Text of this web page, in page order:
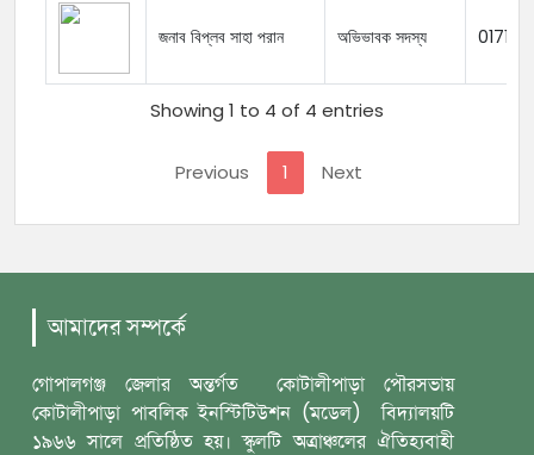
জনাব বিপ্লব সাহা পরান অভিভাবক সদস্য
Showing 1 to 4 of 4 entries
Previous 1 Next
আমাদের সম্পর্কে
গোপালগঞ্জ জেলার অন্তর্গত কোটালীপাড়া পৌরসভায়
কোটালীপাড়া পাবলিক ইনস্টিটিউশন (মডেল) বিদ্যালয়টি
১৯৬৬ সালে প্রতিষ্ঠিত হয়। স্কুলটি অত্রাঞ্চলের ঐতিহ্যবাহী